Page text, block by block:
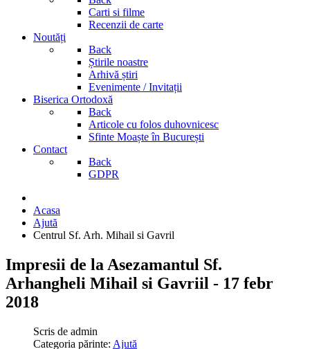
Carti si filme
Recenzii de carte
Noutăți
Back
Știrile noastre
Arhivă știri
Evenimente / Invitații
Biserica Ortodoxă
Back
Articole cu folos duhovnicesc
Sfinte Moaște în București
Contact
Back
GDPR
Acasa
Ajută
Centrul Sf. Arh. Mihail si Gavril
Impresii de la Asezamantul Sf.
Arhangheli Mihail si Gavriil - 17 febr
2018
Scris de admin
Categoria părinte: Ajută